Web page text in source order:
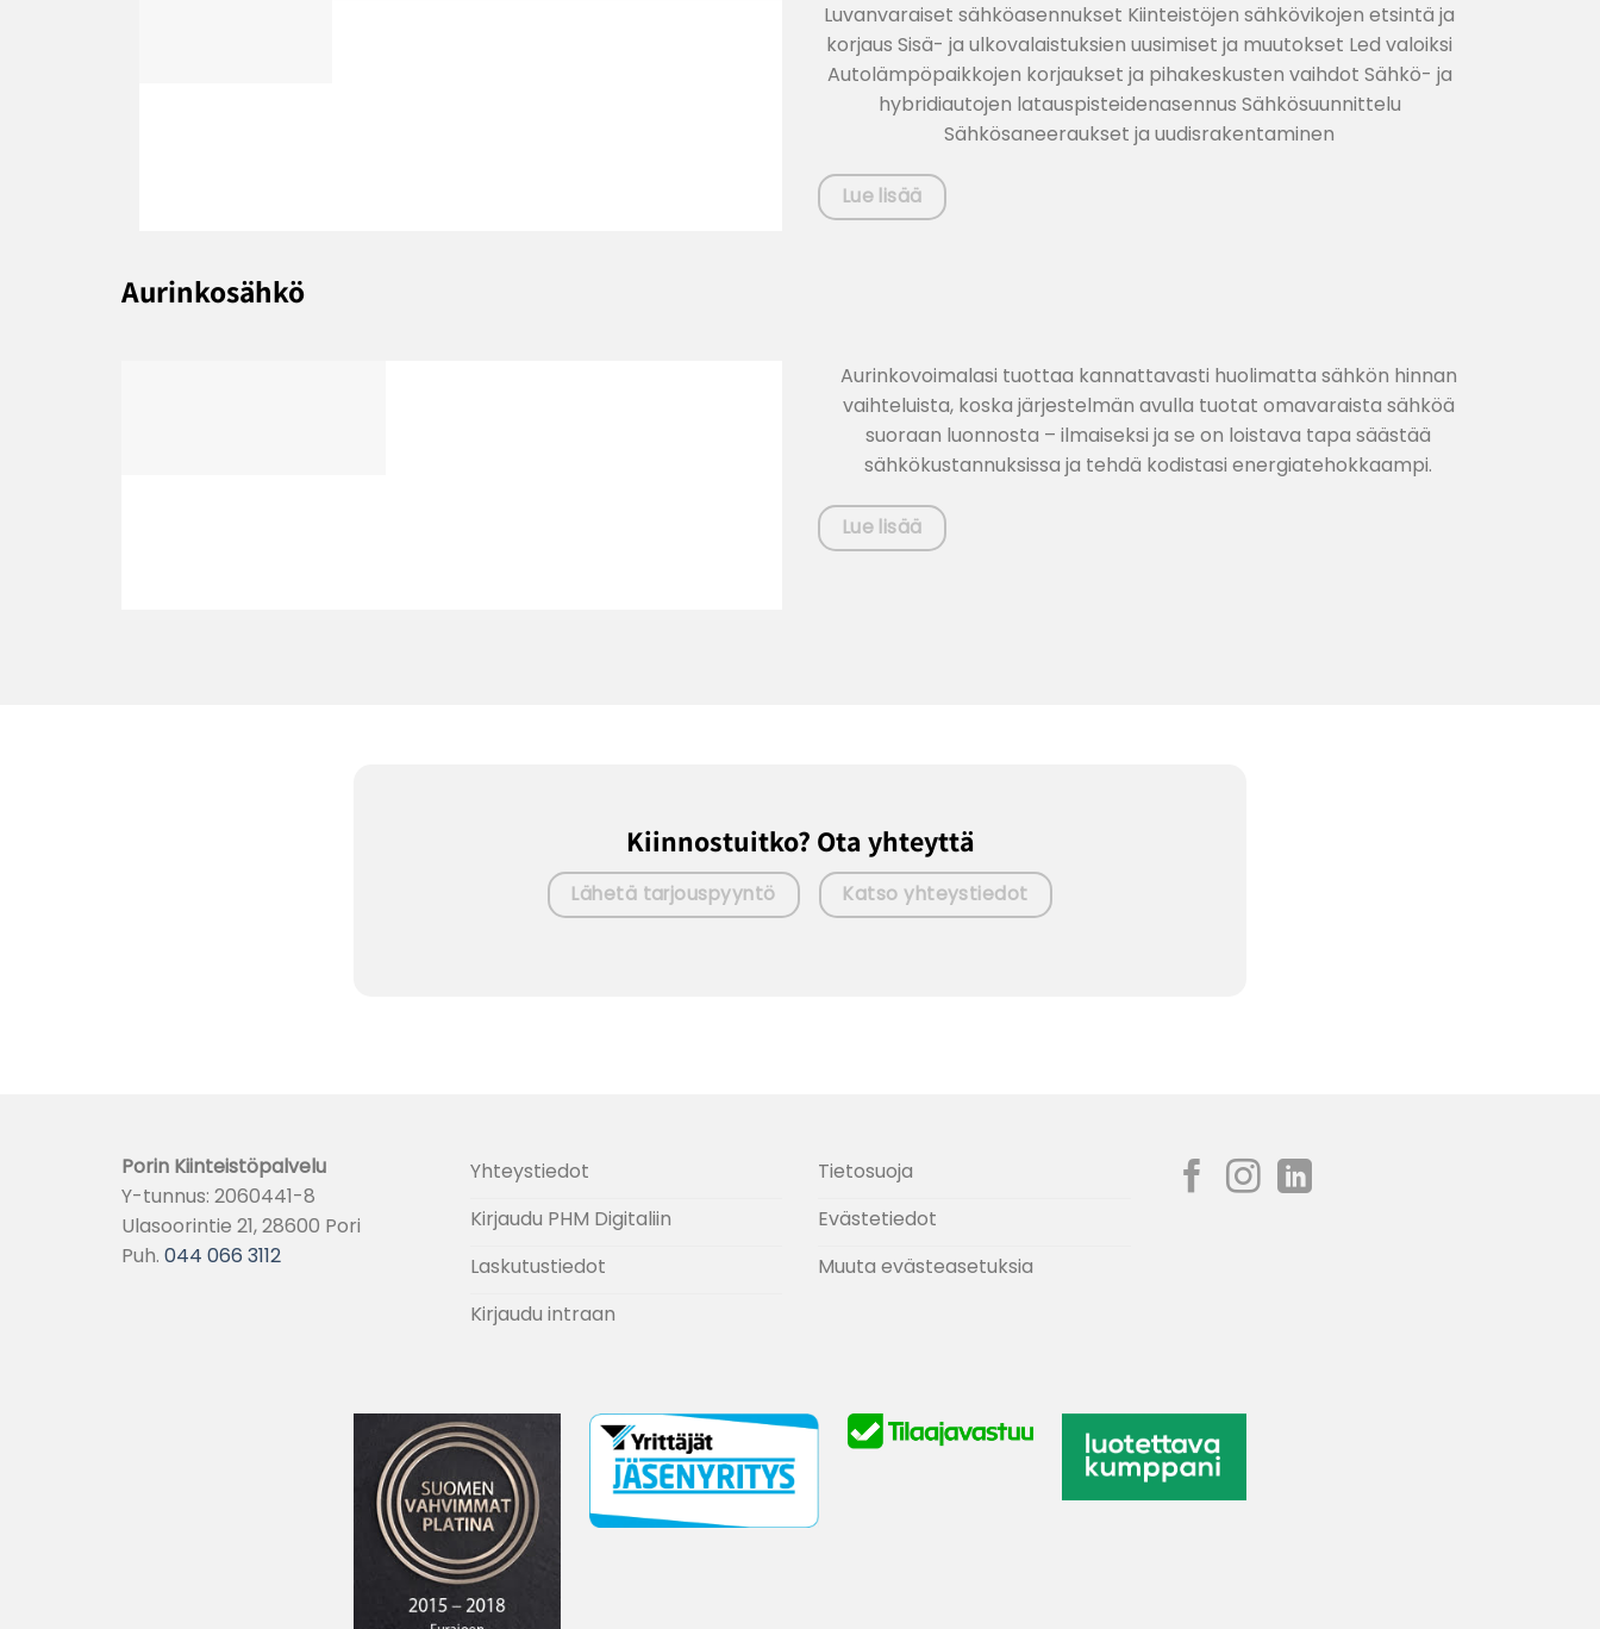
Luvanvaraiset sähköasennukset Kiinteistöjen sähkövikojen etsintä ja
korjaus Sisä- ja ulkovalaistuksien uusimiset ja muutokset Led valoiksi
Autolämpöpaikkojen korjaukset ja pihakeskusten vaihdot Sähkö- ja
hybridiautojen latauspisteidenasennus Sähkösuunnittelu
Sähkösaneeraukset ja uudisrakentaminen
Lue lisää
Aurinkosähkö
Aurinkovoimalasi tuottaa kannattavasti huolimatta sähkön hinnan
vaihteluista, koska järjestelmän avulla tuotat omavaraista sähköä
suoraan luonnosta – ilmaiseksi ja se on loistava tapa säästää
sähkökustannuksissa ja tehdä kodistasi energiatehokkaampi.
Lue lisää
Kiinnostuitko? Ota yhteyttä
Lähetä tarjouspyyntö Katso yhteystiedot
Porin Kiinteistöpalvelu
Y-tunnus: 2060441-8
Ulasoorintie 21, 28600 Pori
Puh. 044 066 3112
Yhteystiedot
Kirjaudu PHM Digitaliin
Laskutustiedot
Kirjaudu intraan
Tietosuoja
Evästetiedot
Muuta evästeasetuksia